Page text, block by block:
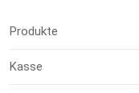
Produkte
Kasse